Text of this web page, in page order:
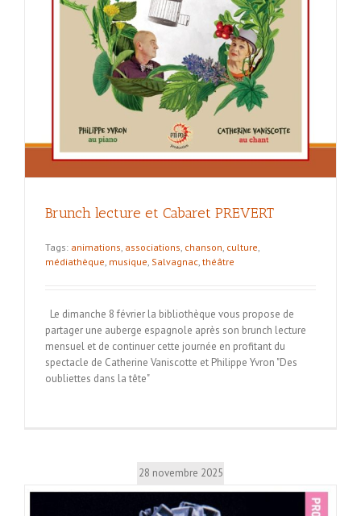
Brunch lecture et Cabaret PREVERT
Tags: animations associations chanson culture
médiathèque musique Salvagnac théâtre
Le dimanche 8 février la bibliothèque vous propose de
partager une auberge espagnole après son brunch lecture
mensuel et de continuer cette journée en profitant du
spectacle de Catherine Vaniscotte et Philippe Yvron "Des
oubliettes dans la tête"
28 novembre 2025